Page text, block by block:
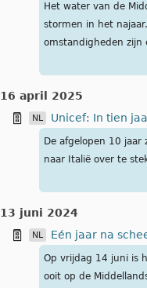
Het water van de
stormen in het
omstandigheden zijn
16 april 2025
NL Unicef: In tien
De afgelopen 10
naar Italië over te
13 juni 2024
NL Eén jaar na
Op vrijdag 14 juni is
ooit op de